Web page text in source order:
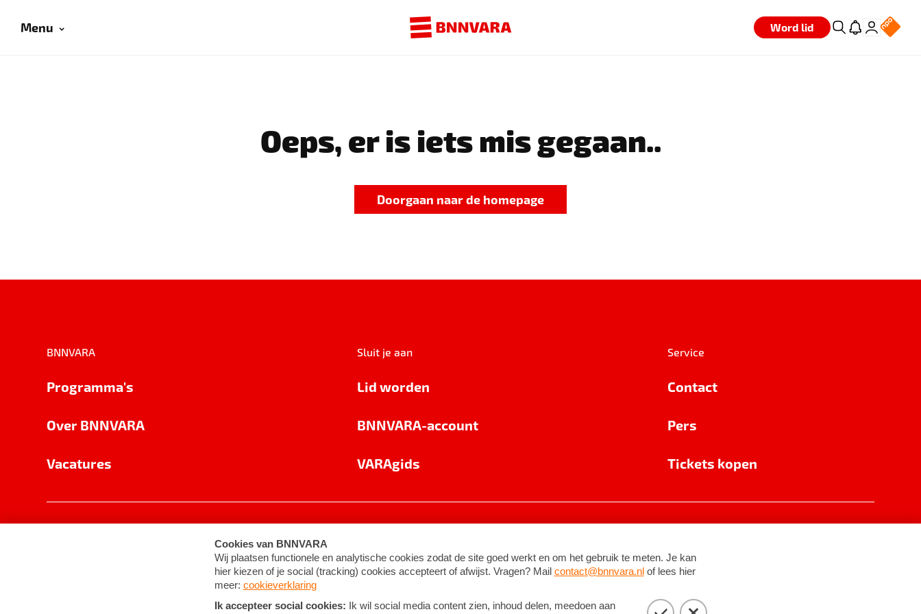
Menu Word lid
Oeps, er is iets mis gegaan..
Doorgaan naar de homepage
BNNVARA
Programma's
Over BNNVARA
Vacatures
Sluit je aan
Lid worden
BNNVARA-account
VARAgids
Service
Contact
Pers
Tickets kopen
Cookie-instellingen Algemene voorwaarden ©2026BNNVARA